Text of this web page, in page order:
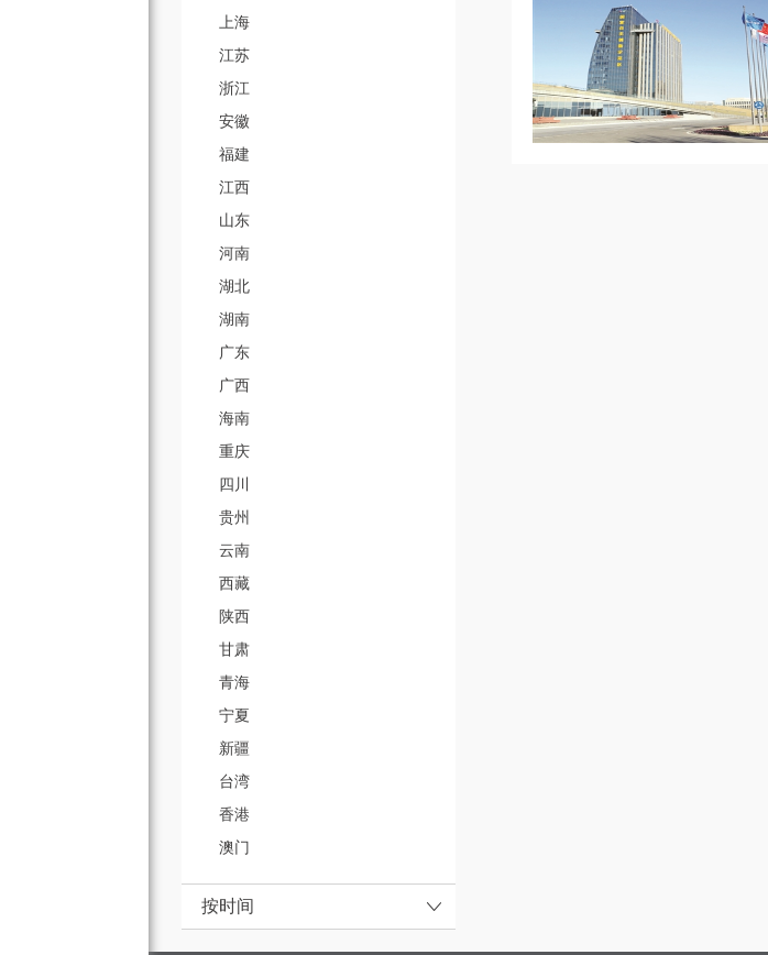
上海
江苏
浙江
安徽
福建
江西
山东
河南
湖北
湖南
广东
广西
海南
重庆
四川
贵州
云南
西藏
陕西
甘肃
青海
宁夏
新疆
台湾
香港
澳门
按时间